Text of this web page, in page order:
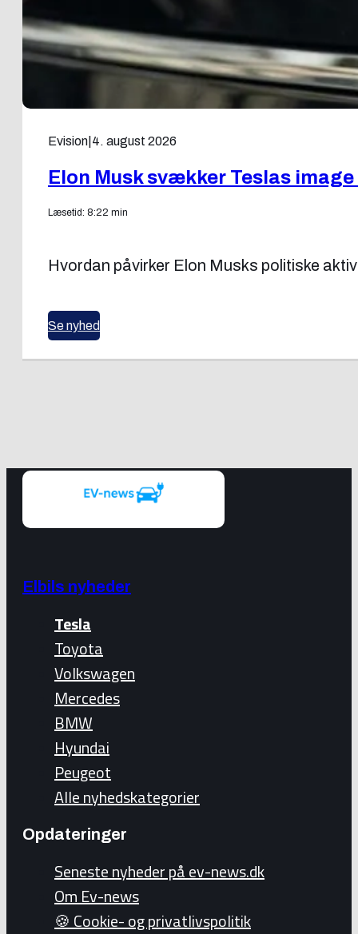
Evision 4. august 2026
Elon Musk svækker Teslas image
Læsetid: 8:22 min
Hvordan påvirker Elon Musks politiske
Se nyhed
Elbils nyheder
Tesla
Toyota
Volkswagen
Mercedes
BMW
Hyundai
Peugeot
Alle nyhedskategorier
Opdateringer
Seneste nyheder på ev-news.dk
Om Ev-news
🍪 Cookie- og privatlivspolitik